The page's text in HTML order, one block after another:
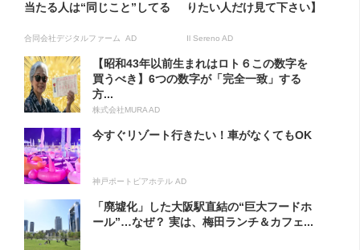
当たる人は“同じこと”してる
合同会社デジタルファーム AD
りたい人だけ見て下さい】
Il Sereno AD
【昭和43年以前生まれはロト６この数字を
買うべき】6つの数字が「完全一致」する
方...
株式会社MURA AD
今すぐリゾート行きたい！車がなくてもOK
神戸ポートピアホテル AD
「廃墟化」した大阪駅直結の“巨大フードホ
ール”…なぜ？ 実は、梅田ランチ＆カフェ...